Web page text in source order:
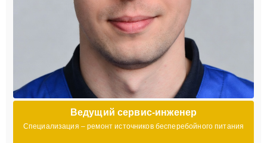
Ведущий сервис-инженер
Специализация – ремонт источников бесперебойного питания